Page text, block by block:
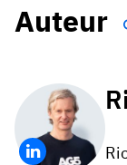
Auteur